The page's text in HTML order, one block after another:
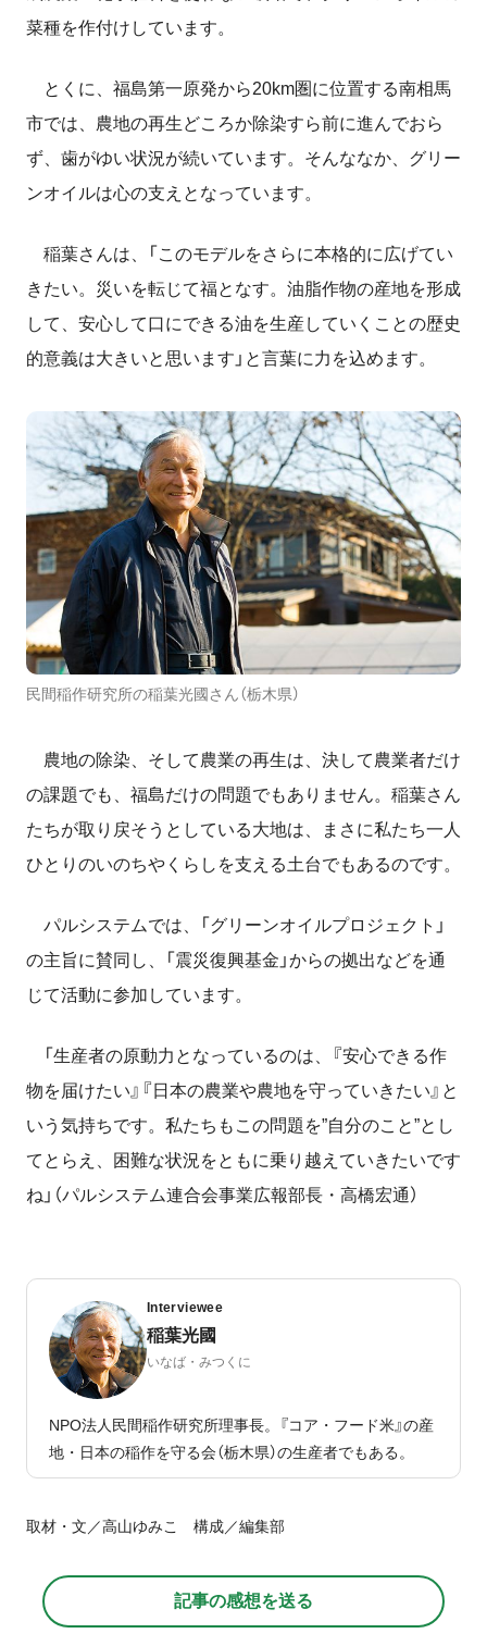
菜種を作付けしています。
とくに、福島第一原発から20km圏に位置する南相馬
市では、農地の再生どころか除染すら前に進んでおら
ず、歯がゆい状況が続いています。そんななか、グリー
ンオイルは心の支えとなっています。
稲葉さんは、「このモデルをさらに本格的に広げてい
きたい。災いを転じて福となす。油脂作物の産地を形成
して、安心して口にできる油を生産していくことの歴史
的意義は大きいと思います」と言葉に力を込めます。
民間稲作研究所の稲葉光國さん（栃木県）
農地の除染、そして農業の再生は、決して農業者だけ
の課題でも、福島だけの問題でもありません。稲葉さん
たちが取り戻そうとしている大地は、まさに私たち一人
ひとりのいのちやくらしを支える土台でもあるのです。
パルシステムでは、「グリーンオイルプロジェクト」
の主旨に賛同し、「震災復興基金」からの拠出などを通
じて活動に参加しています。
「生産者の原動力となっているのは、『安心できる作
物を届けたい』『日本の農業や農地を守っていきたい』と
いう気持ちです。私たちもこの問題を”自分のこと”とし
てとらえ、困難な状況をともに乗り越えていきたいです
ね」（パルシステム連合会事業広報部長・高橋宏通）
Interviewee
稲葉光國
いなば・みつくに
NPO法人民間稲作研究所理事長。『コア・フード米』の産
地・日本の稲作を守る会（栃木県）の生産者でもある。
取材・文／高山ゆみこ 構成／編集部
記事の感想を送る